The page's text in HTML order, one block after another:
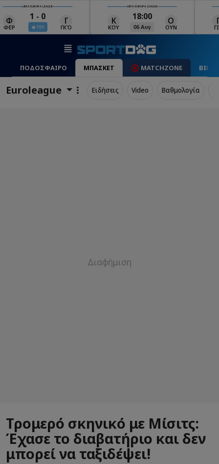
UEFA EUROPA LEAGUE
Κ 18:00
06 Αυγ ΟΥΝ
UEFA EUROPA LEAGUE
ΓΙΑ
19:00
06 Αυγ
Ρ
ΡΈΙ ΜΑΚ
ΠΟΔΟΣΦΑΙΡΟ ΜΠΑΣΚΕΤ MATCHZONE
Euroleague Ειδήσεις Video Βαθμολογία
Τρομερό σκηνικό με Μίσιτς:
Έχασε το διαβατήριο και δεν
μπορεί να ταξιδέψει!